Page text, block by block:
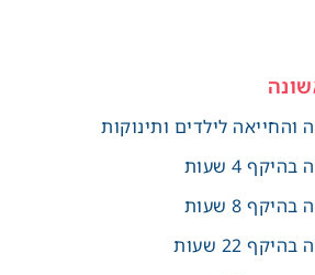
והחייאה לילדים ותינוקות
4 שעות
8 שעות
22 שעות